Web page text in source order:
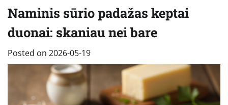
Naminis sūrio padažas keptai
duonai: skaniau nei bare
Posted on 2026-05-19